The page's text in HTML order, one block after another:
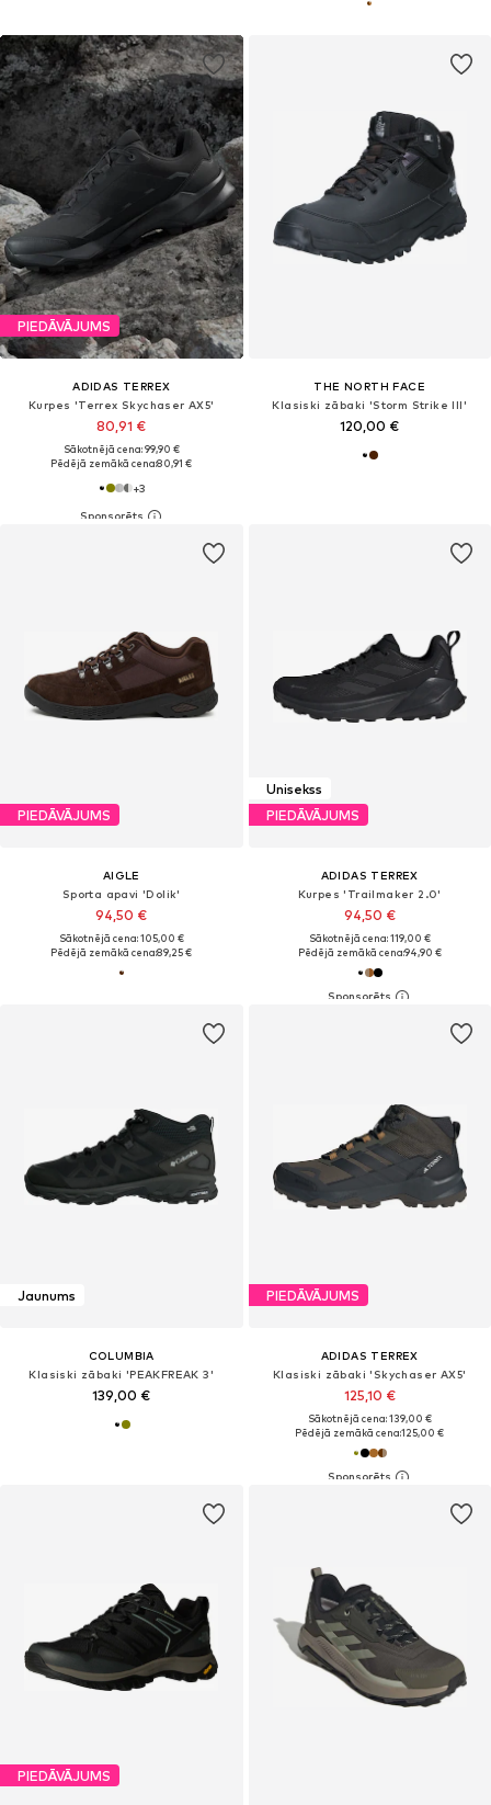
PIEDĀVĀJUMS
ADIDAS TERREX
Kurpes 'Terrex Skychaser AX5'
80,91 €
Sākotnējā cena: 99,90 €
Pēdējā zemākā cena:80,91 €
+3
THE NORTH FACE
Klasiski zābaki 'Storm Strike III'
120,00 €
PIEDĀVĀJUMS
AIGLE
Sporta apavi 'Dolik'
94,50 €
Sākotnējā cena: 105,00 €
Pēdējā zemākā cena:89,25 €
Unisekss
PIEDĀVĀJUMS
ADIDAS TERREX
Kurpes 'Trailmaker 2.0'
94,50 €
Sākotnējā cena: 119,00 €
Pēdējā zemākā cena:94,90 €
Jaunums
COLUMBIA
Klasiski zābaki 'PEAKFREAK 3'
139,00 €
PIEDĀVĀJUMS
ADIDAS TERREX
Klasiski zābaki 'Skychaser AX5'
125,10 €
Sākotnējā cena: 139,00 €
Pēdējā zemākā cena:125,00 €
PIEDĀVĀJUMS